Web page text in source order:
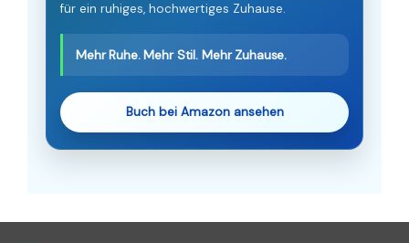
für ein ruhiges, hochwertiges Zuhause.
Mehr Ruhe. Mehr Stil. Mehr Zuhause.
Buch bei Amazon ansehen